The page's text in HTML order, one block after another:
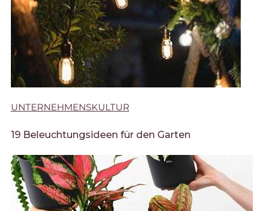
UNTERNEHMENSKULTUR
19 Beleuchtungsideen für den Garten